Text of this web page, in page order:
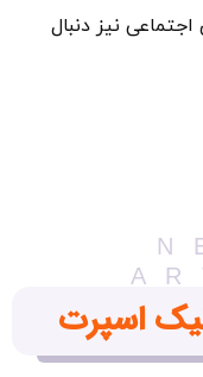
نیز دنبال
اسپرت